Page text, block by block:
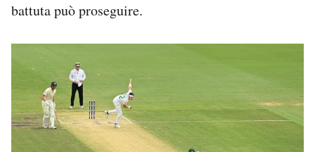
battuta può proseguire.